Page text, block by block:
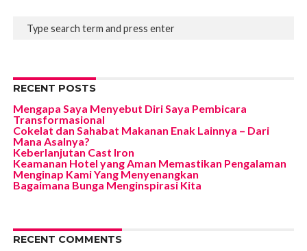
RECENT POSTS
Mengapa Saya Menyebut Diri Saya Pembicara
Transformasional
Cokelat dan Sahabat Makanan Enak Lainnya – Dari
Mana Asalnya?
Keberlanjutan Cast Iron
Keamanan Hotel yang Aman Memastikan Pengalaman
Menginap Kami Yang Menyenangkan
Bagaimana Bunga Menginspirasi Kita
RECENT COMMENTS